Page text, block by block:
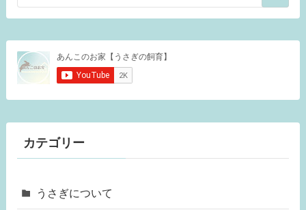
カテゴリー
うさぎについて